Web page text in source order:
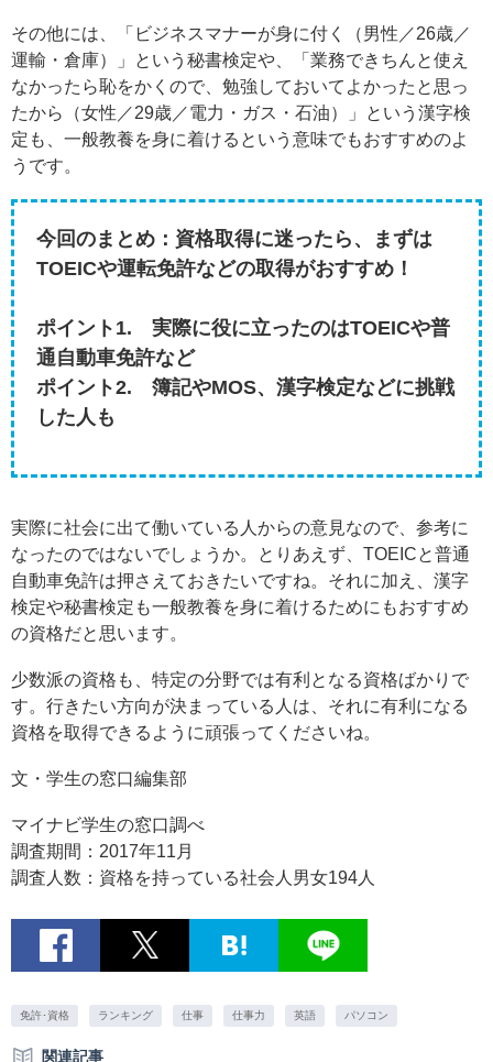
その他には、「ビジネスマナーが身に付く（男性／26歳／
運輸・倉庫）」という秘書検定や、「業務できちんと使え
なかったら恥をかくので、勉強しておいてよかったと思っ
たから（女性／29歳／電力・ガス・石油）」という漢字検
定も、一般教養を身に着けるという意味でもおすすめのよ
うです。
今回のまとめ：資格取得に迷ったら、まずは
TOEICや運転免許などの取得がおすすめ！
ポイント1. 実際に役に立ったのはTOEICや普
通自動車免許など
ポイント2. 簿記やMOS、漢字検定などに挑戦
した人も
実際に社会に出て働いている人からの意見なので、参考に
なったのではないでしょうか。とりあえず、TOEICと普通
自動車免許は押さえておきたいですね。それに加え、漢字
検定や秘書検定も一般教養を身に着けるためにもおすすめ
の資格だと思います。
少数派の資格も、特定の分野では有利となる資格ばかりで
す。行きたい方向が決まっている人は、それに有利になる
資格を取得できるように頑張ってくださいね。
文・学生の窓口編集部
マイナビ学生の窓口調べ
調査期間：2017年11月
調査人数：資格を持っている社会人男女194人
免許･資格 ランキング 仕事 仕事力 英語 パソコン
関連記事